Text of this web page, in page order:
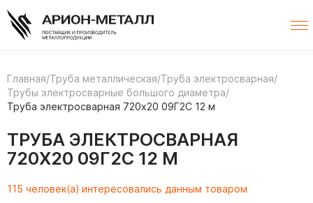
Главная/Труба металлическая/Труба электросварная/
Трубы электросварные большого диаметра/
Труба электросварная 720х20 09Г2С 12 м
ТРУБА ЭЛЕКТРОСВАРНАЯ
720Х20 09Г2С 12 М
115 человек(а) интересовались данным товаром